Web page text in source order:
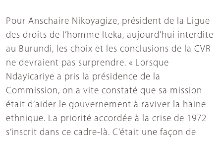
Pour Anschaire Nikoyagize, président de la Ligue
des droits de l’homme Iteka, aujourd’hui interdite
au Burundi, les choix et les conclusions de la CVR
ne devraient pas surprendre. « Lorsque
Ndayicariye a pris la présidence de la
Commission, on a vite constaté que sa mission
était d’aider le gouvernement à raviver la haine
ethnique. La priorité accordée à la crise de 1972
s’inscrit dans ce cadre-là. C’était une façon de